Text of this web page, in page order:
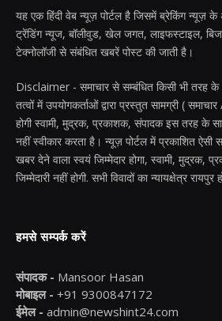
यह एक हिंदी वेब न्यूज़ पोर्टल है जिसमें ब्रेकिंग न्यूज़ के
ट्रेंडिंग न्यूज, बॉलीवुड, खेल जगत, लाइफस्टाइल,
टेक्नोलॉजी से संबंधित खबरें पोस्ट की जाती है।
Disclaimer - समाचार से सम्बंधित किसी भी तरह
तत्वों में उपयोगकर्ताओं द्वारा प्रस्तुत सामग्री (
होगी स्वामी, मुद्रक, प्रकाशक, संपादक इस तरह के
नहीं स्वीकार करता है। न्यूज़ पोर्टल में प्रकाशित ऐसी
खबर देने वाला स्वयं जिम्मेदार होगा, स्वामी, मुद्रक,
जिम्मेदारी नहीं होगी. सभी विवादों का न्यायक्षेत्र रायपुर
हमसे सम्पर्क करें
संपादक - Mansoor Hasan
मोबाइल - +91 9300847172
ईमेल - admin@newshint24.com